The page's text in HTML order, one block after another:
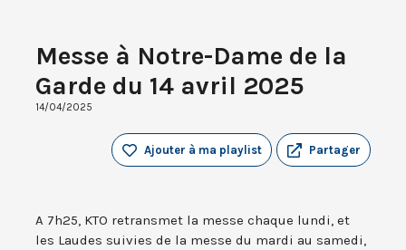
Messe à Notre-Dame de la
Garde du 14 avril 2025
14/04/2025
Partager
Ajouter à ma playlist
A 7h25, KTO retransmet la messe chaque lundi, et
les Laudes suivies de la messe du mardi au samedi,